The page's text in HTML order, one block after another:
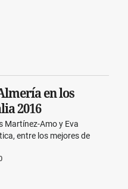
en los
2016
Martínez-Amo y Eva
entre los mejores de